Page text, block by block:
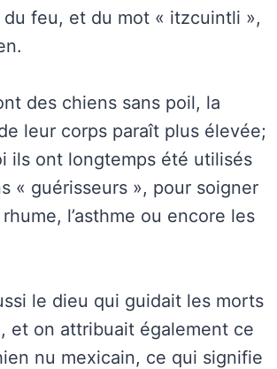
feu, et du mot « itzcuintli »,
des chiens sans poil, la
leur corps paraît plus élevée;
ils ont longtemps été utilisés
« guérisseurs », pour soigner
l’asthme ou encore les
le dieu qui guidait les morts
et on attribuait également ce
nu mexicain, ce qui signifie